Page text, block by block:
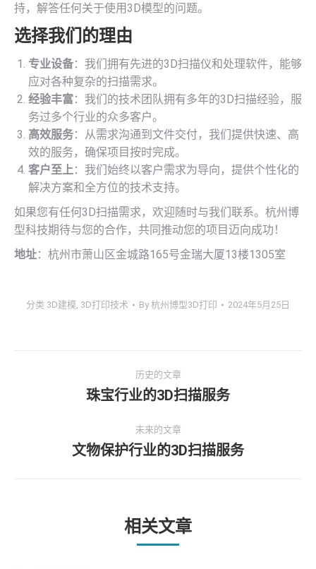
持，解答任何关于使用3D模型的问题。
选择我们的理由
专业设备：我们拥有先进的3D扫描仪和处理软件，能够
应对各种复杂的扫描需求。
经验丰富：我们的技术团队拥有多年的3D扫描经验，服
务过多个行业的众多客户。
高效服务：从需求沟通到文件交付，我们提供快速、高
效的服务，确保项目按时完成。
客户至上：我们始终以客户需求为导向，提供个性化的
解决方案和全方位的技术支持。
如果您有任何3D扫描需求，欢迎随时与我们联系。杭州博
型科技期待与您的合作，共同推动您的项目迈向成功！
地址：杭州市萧山区金城路165号金瑞大厦13楼1305室
分类 3D建模, 3D打印技术 By杭州博型3D打印 2024年5月25日
历史的文章
历
的
文
珠宝行业的3D扫描服务
未来的文章
未
章：
文物保护行业的3D扫描服务
相关文章